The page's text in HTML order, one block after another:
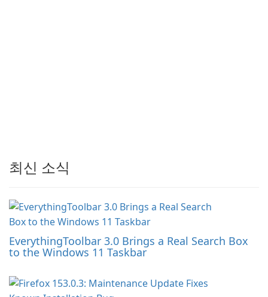
최신 소식
EverythingToolbar 3.0 Brings a Real Search Box
to the Windows 11 Taskbar